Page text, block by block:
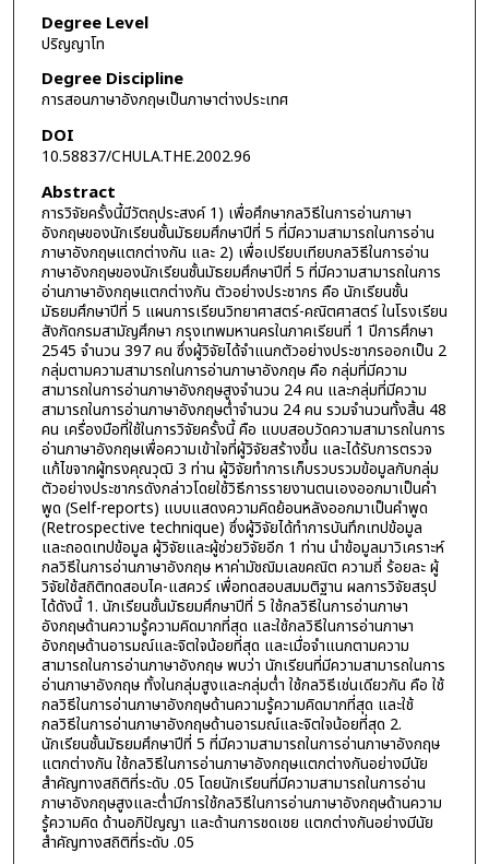
Degree Level
ปริญญาโท
Degree Discipline
การสอนภาษาอังกฤษเป็นภาษาต่างประเทศ
DOI
10.58837/CHULA.THE.2002.96
Abstract
การวิจัยครั้งนี้มีวัตถุประสงค์ 1) เพื่อศึกษากลวิธีในการอ่านภาษา
อังกฤษของนักเรียนชั้นมัธยมศึกษาปีที่ 5 ที่มีความสามารถในการอ่าน
ภาษาอังกฤษแตกต่างกัน และ 2) เพื่อเปรียบเทียบกลวิธีในการอ่าน
ภาษาอังกฤษของนักเรียนชั้นมัธยมศึกษาปีที่ 5 ที่มีความสามารถในการ
อ่านภาษาอังกฤษแตกต่างกัน ตัวอย่างประชากร คือ นักเรียนชั้น
มัธยมศึกษาปีที่ 5 แผนการเรียนวิทยาศาสตร์-คณิตศาสตร์ ในโรงเรียน
สังกัดกรมสามัญศึกษา กรุงเทพมหานครในภาคเรียนที่ 1 ปีการศึกษา
2545 จำนวน 397 คน ซึ่งผู้วิจัยได้จำแนกตัวอย่างประชากรออกเป็น 2
กลุ่มตามความสามารถในการอ่านภาษาอังกฤษ คือ กลุ่มที่มีความ
สามารถในการอ่านภาษาอังกฤษสูงจำนวน 24 คน และกลุ่มที่มีความ
สามารถในการอ่านภาษาอังกฤษต่ำจำนวน 24 คน รวมจำนวนทั้งสิ้น 48
คน เครื่องมือที่ใช้ในการวิจัยครั้งนี้ คือ แบบสอบวัดความสามารถในการ
อ่านภาษาอังกฤษเพื่อความเข้าใจที่ผู้วิจัยสร้างขึ้น และได้รับการตรวจ
แก้ไขจากผู้ทรงคุณวุฒิ 3 ท่าน ผู้วิจัยทำการเก็บรวบรวมข้อมูลกับกลุ่ม
ตัวอย่างประชากรดังกล่าวโดยใช้วิธีการรายงานตนเองออกมาเป็นคำ
พูด (Self-reports) แบบแสดงความคิดย้อนหลังออกมาเป็นคำพูด
(Retrospective technique) ซึ่งผู้วิจัยได้ทำการบันทึกเทปข้อมูล
และถอดเทปข้อมูล ผู้วิจัยและผู้ช่วยวิจัยอีก 1 ท่าน นำข้อมูลมาวิเคราะห์
กลวิธีในการอ่านภาษาอังกฤษ หาค่ามัชฌิมเลขคณิต ความถี่ ร้อยละ ผู้
วิจัยใช้สถิติทดสอบไค-แสควร์ เพื่อทดสอบสมมติฐาน ผลการวิจัยสรุป
ได้ดังนี้ 1. นักเรียนชั้นมัธยมศึกษาปีที่ 5 ใช้กลวิธีในการอ่านภาษา
อังกฤษด้านความรู้ความคิดมากที่สุด และใช้กลวิธีในการอ่านภาษา
อังกฤษด้านอารมณ์และจิตใจน้อยที่สุด และเมื่อจำแนกตามความ
สามารถในการอ่านภาษาอังกฤษ พบว่า นักเรียนที่มีความสามารถในการ
อ่านภาษาอังกฤษ ทั้งในกลุ่มสูงและกลุ่มต่ำ ใช้กลวิธีเช่นเดียวกัน คือ ใช้
กลวิธีในการอ่านภาษาอังกฤษด้านความรู้ความคิดมากที่สุด และใช้
กลวิธีในการอ่านภาษาอังกฤษด้านอารมณ์และจิตใจน้อยที่สุด 2.
นักเรียนชั้นมัธยมศึกษาปีที่ 5 ที่มีความสามารถในการอ่านภาษาอังกฤษ
แตกต่างกัน ใช้กลวิธีในการอ่านภาษาอังกฤษแตกต่างกันอย่างมีนัย
สำคัญทางสถิติที่ระดับ .05 โดยนักเรียนที่มีความสามารถในการอ่าน
ภาษาอังกฤษสูงและต่ำมีการใช้กลวิธีในการอ่านภาษาอังกฤษด้านความ
รู้ความคิด ด้านอภิปัญญา และด้านการชดเชย แตกต่างกันอย่างมีนัย
สำคัญทางสถิติที่ระดับ .05